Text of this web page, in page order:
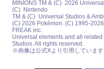
MINIONS TM & (C) 2026
(C) Nintendo
TM & (C) Universal Studios &
(C) 2026 Pokémon. (C) 1995-
FREAK inc.
Universal elements and all
Studios. All rights reserved.
※画像は公式Xより引用しています